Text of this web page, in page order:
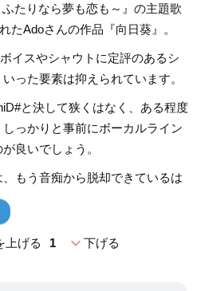
たりなら夢も恋も～』の主題歌
たAdoさんの作品『向日葵』。
イスやシャウトに定評のあるシ
った要素は抑えられています。
と決して狭くはなく、ある程度
っかりと事前にボーカルライン
良いでしょう。
もう音痴から脱却できているは
上げる 1 expand_more下げる